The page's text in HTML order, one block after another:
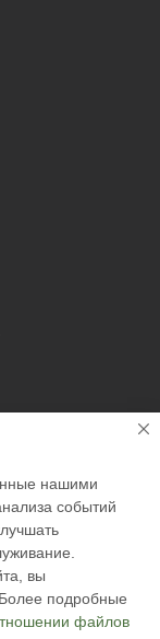
для рыбалки по
нашими
событий
вы
подробные
файлов